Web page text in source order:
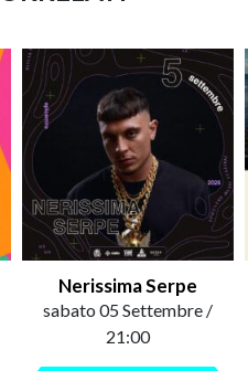
Nerissima Serpe
sabato 05 Settembre /
21:00